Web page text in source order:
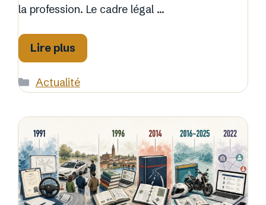
la profession. Le cadre légal …
Lire plus
Catégories
Actualité